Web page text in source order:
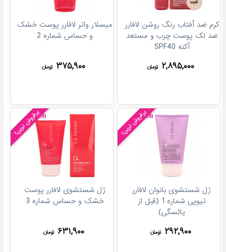
کرم ضد آفتاب رنگ روشن لافارر
ضد لک پوست چرب و مستعد
آکنه SPF40
۲,۸۹۵,۰۰۰ تومان
میسلار واتر لافارر پوست خشک
و حساس شماره 2
۳۷۵,۹۰۰ تومان
پرفروش ترین!
ژل شستشوی بانوان لافارر
تیوپی شماره 1 (قبل از
یائسگی)
۲۹۲,۹۰۰ تومان
پرفروش ترین!
ژل شستشوی لافارر پوست
خشک و حساس شماره 3
۶۳۱,۹۰۰ تومان